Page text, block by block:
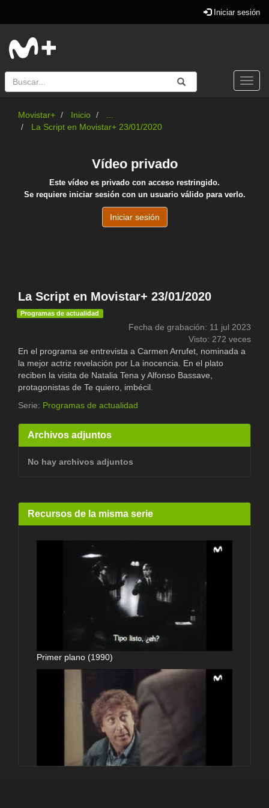
Iniciar sesión
Buscar Enviar
Buscar
Movistar+ Inicio
La Script en Movistar+ 23/01/2020
La Script en Movistar+ 23/01/2020
Programas de actualidad
Fecha de grabación: 11 jul 2023
Visto: 272 veces
En el programa se entrevista a Carmen Arrufet, nominada a
la mejor actriz revelación por La inocencia. En el plato
reciben la visita de Natalia Tena y Alfonso Bassave,
protagonistas de Te quiero, imbécil.
Serie: Programas de actualidad
Archivos adjuntos
No hay archivos adjuntos
Recursos de la misma serie
Primer plano (1990)